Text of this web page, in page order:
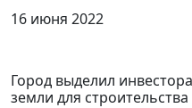
16 июня 2022
Город выделил
земли для